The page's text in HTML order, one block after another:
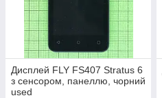
Дисплей FLY FS407 Stratus 6
з сенсором, панеллю, чорний
used